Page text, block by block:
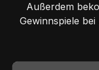
Außerdem
Gewinnspiele